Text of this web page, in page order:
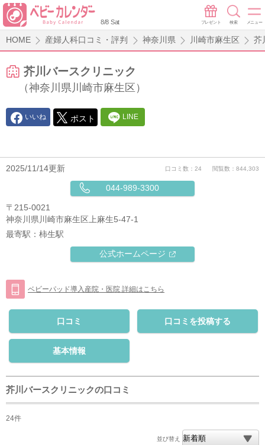
8/8 Sat プレゼント 検索 メニュー
HOME 産婦人科口コミ・評判 神奈川県 川崎市麻生区 芥
芥川バースクリニック
（神奈川県川崎市麻生区）
いいね ポスト LINE
2025/11/14更新 口コミ数：24 閲覧数：844,303
044-989-3300
〒215-0021
神奈川県川崎市麻生区上麻生5-47-1
最寄駅： 柿生駅
公式ホームページ
ベビーパッド導入産院・医院 詳細はこちら
口コミ 口コミを投稿する
基本情報
芥川バースクリニックの口コミ
24件
並び替え